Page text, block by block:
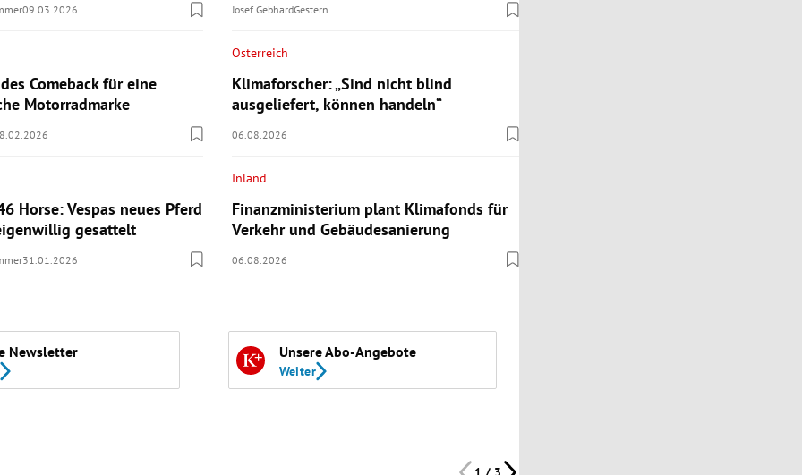
09.03.2026
Comeback für eine
Motorradmarke
Horse: Vespas neues Pferd
gesattelt
31.01.2026
Josef GebhardGestern
Österreich
Klimaforscher: „Sind nicht blind
ausgeliefert, können handeln“
06.08.2026
Inland
Finanzministerium plant Klimafonds für
Verkehr und Gebäudesanierung
06.08.2026
Newsletter Unsere Abo-Angebote
Weiter